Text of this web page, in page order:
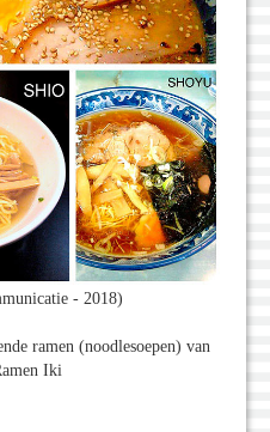
- 2018)
ramen (noodlesoepen) van
Iki